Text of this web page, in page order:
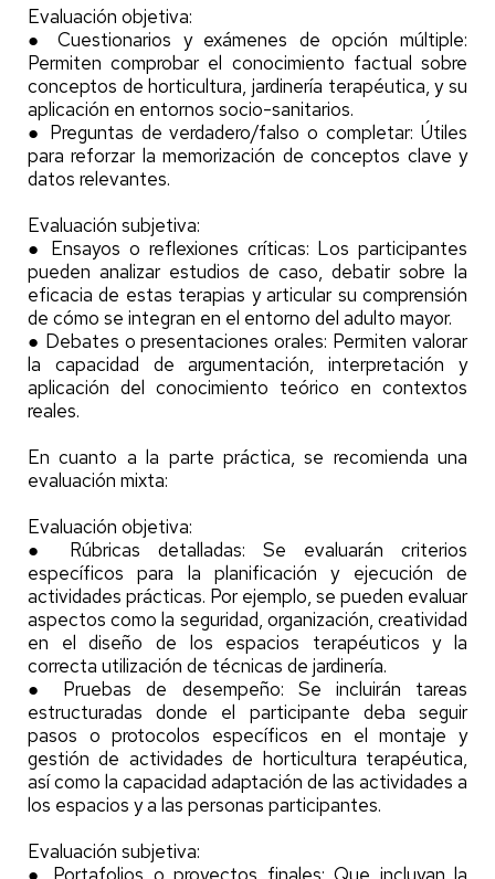
Evaluación objetiva:
● Cuestionarios y exámenes de opción múltiple:
Permiten comprobar el conocimiento factual sobre
conceptos de horticultura, jardinería terapéutica, y su
aplicación en entornos socio-sanitarios.
● Preguntas de verdadero/falso o completar: Útiles
para reforzar la memorización de conceptos clave y
datos relevantes.
Evaluación subjetiva:
● Ensayos o reflexiones críticas: Los participantes
pueden analizar estudios de caso, debatir sobre la
eficacia de estas terapias y articular su comprensión
de cómo se integran en el entorno del adulto mayor.
● Debates o presentaciones orales: Permiten valorar
la capacidad de argumentación, interpretación y
aplicación del conocimiento teórico en contextos
reales.
En cuanto a la parte práctica, se recomienda una
evaluación mixta:
Evaluación objetiva:
● Rúbricas detalladas: Se evaluarán criterios
específicos para la planificación y ejecución de
actividades prácticas. Por ejemplo, se pueden evaluar
aspectos como la seguridad, organización, creatividad
en el diseño de los espacios terapéuticos y la
correcta utilización de técnicas de jardinería.
● Pruebas de desempeño: Se incluirán tareas
estructuradas donde el participante deba seguir
pasos o protocolos específicos en el montaje y
gestión de actividades de horticultura terapéutica,
así como la capacidad adaptación de las actividades a
los espacios y a las personas participantes.
Evaluación subjetiva: